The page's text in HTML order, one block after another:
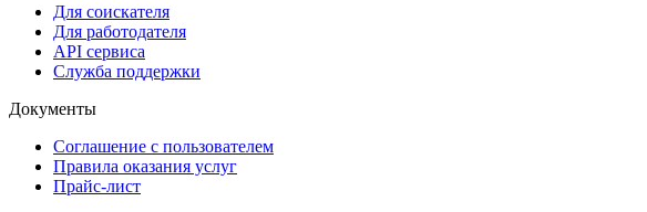
Для соискателя
Для работодателя
API сервиса
Служба поддержки
Документы
Соглашение с пользователем
Правила оказания услуг
Прайс-лист